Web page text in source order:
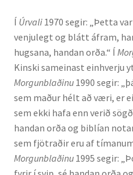
Samstarfsverkefni
Styrkir og verðlaun
Utan Háskólans
Verkefnisstjórn
Í Úrvali 1970 segir: „Þetta
venjulegt og blátt áfram,
hugsana, handan orða.“ Í
Kinski sameinast einhverju
Morgunblaðinu 1990 segir:
sem maður hélt að væri, er
sem ekki hafa enn verið
handan orða og biblían
sem fjötraðir eru af
Morgunblaðinu 1995 segir: